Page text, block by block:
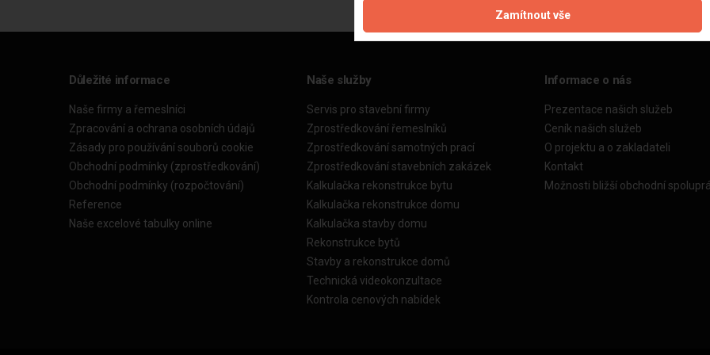
Důležité informace
Naše firmy a řemeslníci
Zpracování a ochrana osobních údajů
Zásady pro používání souborů cookie
Obchodní podmínky (zprostředkování)
Obchodní podmínky (rozpočtování)
Reference
Naše excelové tabulky online
Naše služby
Servis pro stavební firmy
Zprostředkování řemeslníků
Zprostředkování samotných prací
Zprostředkování stavebních zakázek
Kalkulačka rekonstrukce bytu
Kalkulačka rekonstrukce domu
Kalkulačka stavby domu
Rekonstrukce bytů
Stavby a rekonstrukce domů
Technická videokonzultace
Kontrola cenových nabídek
Informace o nás
Prezentace našich služeb
Ceník našich služeb
O projektu a o zakladateli
Kontakt
Možnosti bližší obchodní
Zamítnout vše